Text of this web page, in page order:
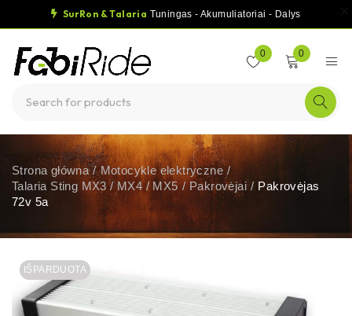
SurRon & Talaria Tuningas - Akumuliatoriai - Dalys
0 0
Strona główna / Motocykle elektryczne /
Talaria Sting MX3 / MX4 / MX5 / Pakrovėjai / Pakrovėjas
72v 5a
IŠPARDUOTA